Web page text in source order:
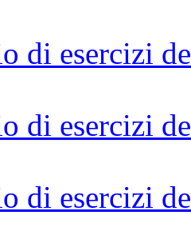
di esercizi
di esercizi
di esercizi